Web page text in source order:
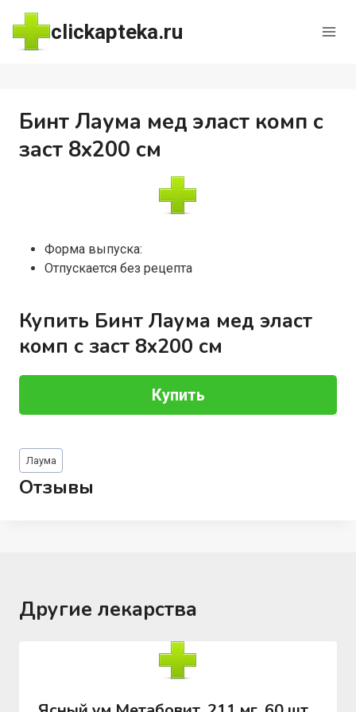
Перейти
содержимому
clickapteka.ru
Бинт Лаума мед эласт комп с
заст 8х200 см
Форма выпуска:
Отпускается без рецепта
Купить Бинт Лаума мед эласт
комп с заст 8х200 см
Купить
Метки
записи:
Лаума
Отзывы
Другие лекарства